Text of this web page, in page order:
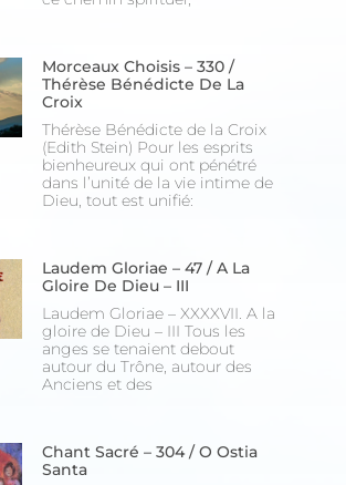
Morceaux Choisis – 330 /
Thérèse Bénédicte De La
Croix
Thérèse Bénédicte de la Croix
(Edith Stein) Pour les esprits
bienheureux qui ont pénétré
dans l’unité de la vie intime de
Dieu, tout est unifié:
Laudem Gloriae – 47 / A La
Gloire De Dieu – III
Laudem Gloriae – XXXXVII. A la
gloire de Dieu – III Tous les
anges se tenaient debout
autour du Trône, autour des
Anciens et des
Chant Sacré – 304 / O Ostia
Santa